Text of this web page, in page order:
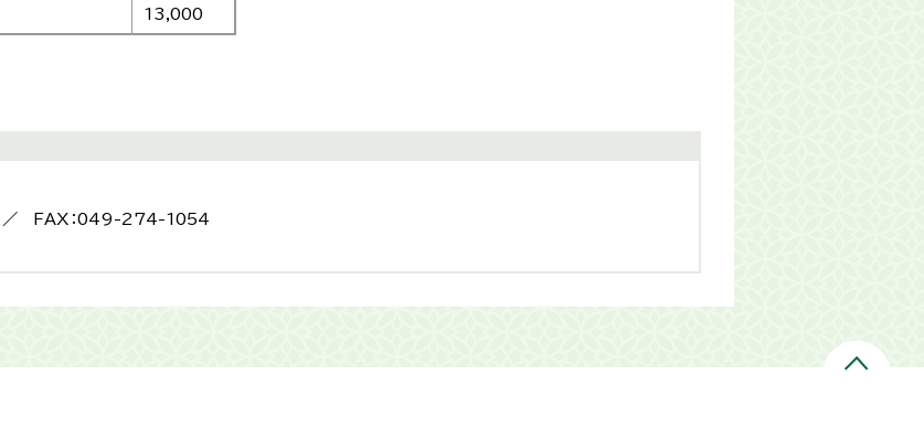
13,000
／ FAX：049-274-1054